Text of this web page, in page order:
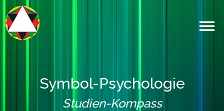
Symbol-Psychologie
Studien-Kompass